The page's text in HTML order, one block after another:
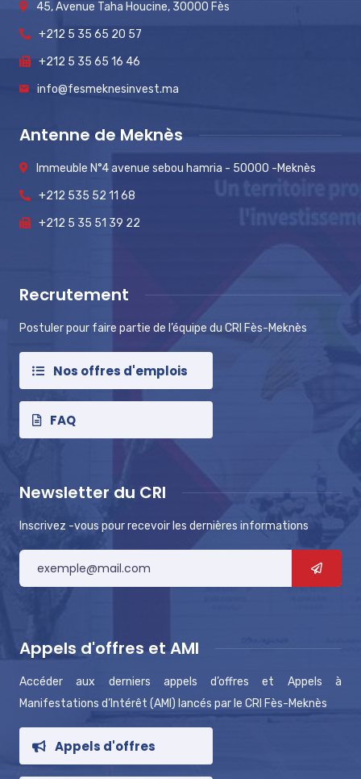
45, Avenue Taha Houcine, 30000 Fès
+212 5 35 65 20 57
+212 5 35 65 16 46
info@fesmeknesinvest.ma
Antenne de Meknès
Immeuble N°4 avenue sebou hamria - 50000 -Meknès
+212 535 52 11 68
+212 5 35 51 39 22
Recrutement
Postuler pour faire partie de l’équipe du CRI Fès-Meknès
Nos offres d'emplois
FAQ
Newsletter du CRI
Inscrivez -vous pour recevoir les dernières informations
Appels d'offres et AMI
Accéder aux derniers appels d’offres et Appels à
Manifestations d’Intérêt (AMI) lancés par le CRI Fès-Meknès
Appels d'offres